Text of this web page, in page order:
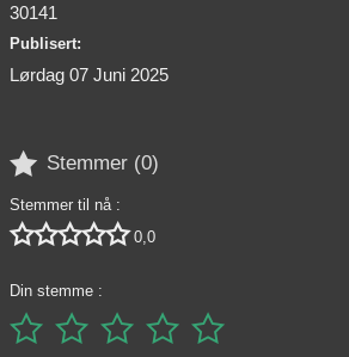
30141
Publisert:
Lørdag 07 Juni 2025
 Stemmer (0)
Stemmer til nå :
 0,0
Din stemme :
    